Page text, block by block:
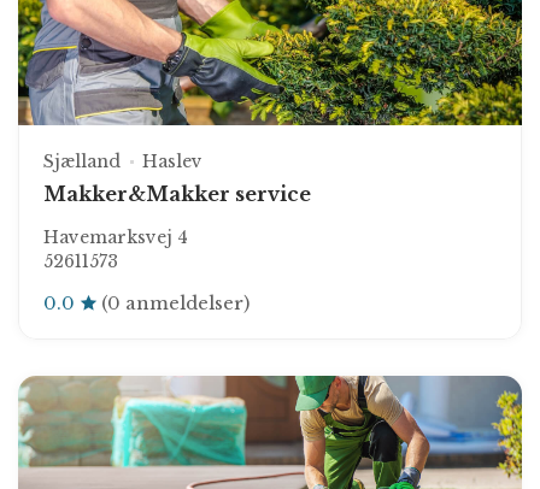
Sjælland Haslev
Makker&Makker service
Havemarksvej 4
52611573
0.0 (0 anmeldelser)